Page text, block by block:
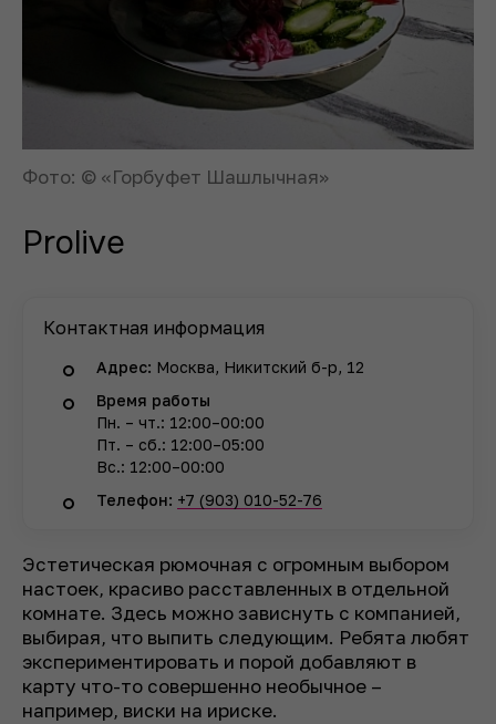
Фото: © «Горбуфет Шашлычная»
Prolive
Контактная информация
Адрес: Москва, Никитский б-р, 12
Время работы
Пн. – чт.: 12:00–00:00
Пт. – сб.: 12:00–05:00
Вс.: 12:00–00:00
Телефон: +7 (903) 010-52-76
Эстетическая рюмочная с огромным выбором
настоек, красиво расставленных в отдельной
комнате. Здесь можно зависнуть с компанией,
выбирая, что выпить следующим. Ребята любят
экспериментировать и порой добавляют в
карту что-то совершенно необычное –
например, виски на ириске.